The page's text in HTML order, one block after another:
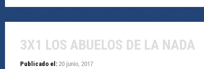
3X1 LOS ABUELOS DE LA NADA
Publicado el: 20 junio, 2017